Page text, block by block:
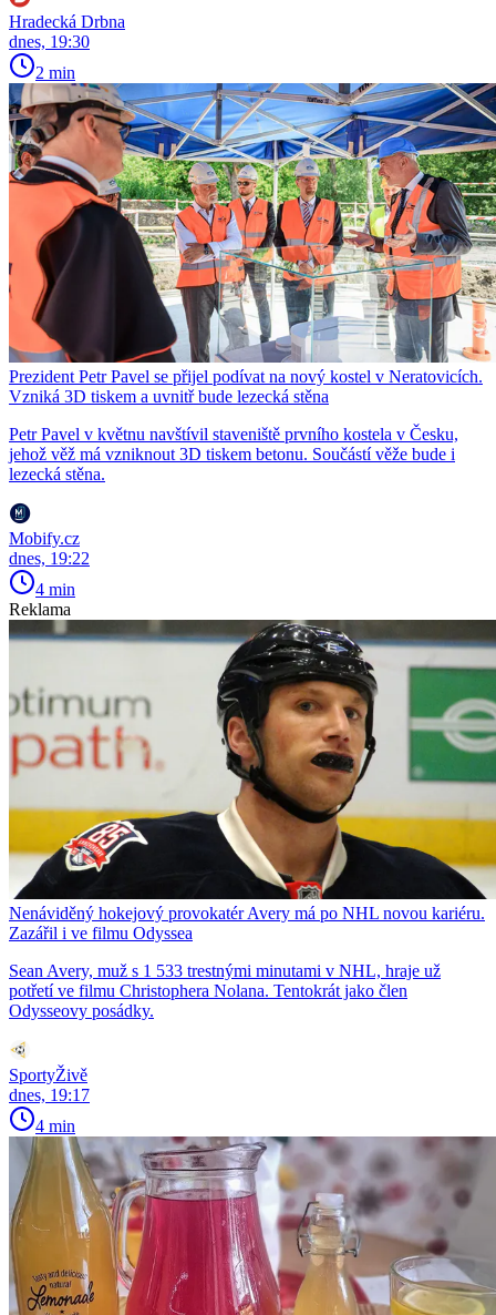
Hradecká Drbna
dnes, 19:30
2 min
Prezident Petr Pavel se přijel podívat na nový kostel v Neratovicích.
Vzniká 3D tiskem a uvnitř bude lezecká stěna
Petr Pavel v květnu navštívil staveniště prvního kostela v Česku,
jehož věž má vzniknout 3D tiskem betonu. Součástí věže bude i
lezecká stěna.
Mobify.cz
dnes, 19:22
4 min
Reklama
Nenáviděný hokejový provokatér Avery má po NHL novou kariéru.
Zazářil i ve filmu Odyssea
Sean Avery, muž s 1 533 trestnými minutami v NHL, hraje už
potřetí ve filmu Christophera Nolana. Tentokrát jako člen
Odysseovy posádky.
SportyŽivě
dnes, 19:17
4 min